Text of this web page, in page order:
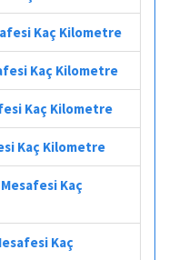
Kaç Kilometre
Kaç Kilometre
Kaç Kilometre
Kaç Kilometre
Kaç
Kaç